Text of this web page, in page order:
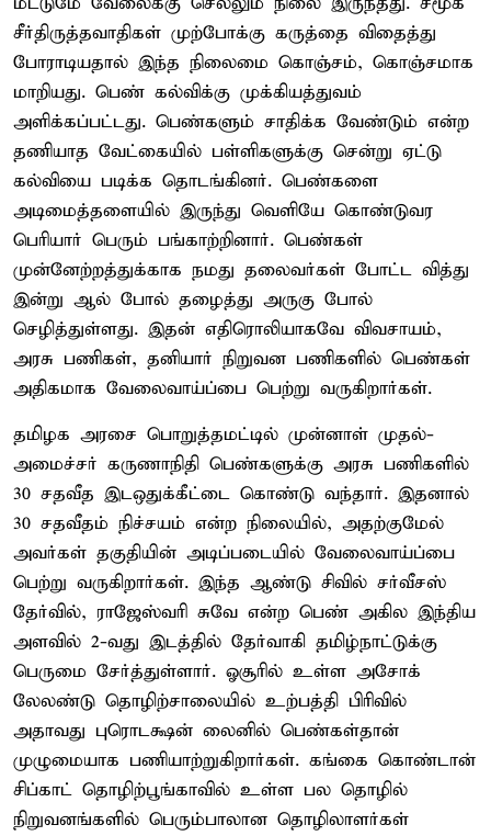
சீர்திருத்தவாதிகள் முற்போக்கு கருத்தை விதைத்து
போராடியதால் இந்த நிலைமை கொஞ்சம், கொஞ்சமாக
மாறியது. பெண் கல்விக்கு முக்கியத்துவம்
அளிக்கப்பட்டது. பெண்களும் சாதிக்க வேண்டும் என்ற
தணியாத வேட்கையில் பள்ளிகளுக்கு சென்று ஏட்டு
கல்வியை படிக்க தொடங்கினர். பெண்களை
அடிமைத்தளையில் இருந்து வெளியே கொண்டுவர
பெரியார் பெரும் பங்காற்றினார். பெண்கள்
முன்னேற்றத்துக்காக நமது தலைவர்கள் போட்ட வித்து
இன்று ஆல் போல் தழைத்து அருகு போல்
செழித்துள்ளது. இதன் எதிரொலியாகவே விவசாயம்,
அரசு பணிகள், தனியார் நிறுவன பணிகளில் பெண்கள்
அதிகமாக வேலைவாய்ப்பை பெற்று வருகிறார்கள்.
தமிழக அரசை பொறுத்தமட்டில் முன்னாள் முதல்-
அமைச்சர் கருணாநிதி பெண்களுக்கு அரசு பணிகளில்
30 சதவீத இடஒதுக்கீட்டை கொண்டு வந்தார். இதனால்
30 சதவீதம் நிச்சயம் என்ற நிலையில், அதற்குமேல்
அவர்கள் தகுதியின் அடிப்படையில் வேலைவாய்ப்பை
பெற்று வருகிறார்கள். இந்த ஆண்டு சிவில் சர்வீசஸ்
தேர்வில், ராஜேஸ்வரி சுவே என்ற பெண் அகில இந்திய
அளவில் 2-வது இடத்தில் தேர்வாகி தமிழ்நாட்டுக்கு
பெருமை சேர்த்துள்ளார். ஓசூரில் உள்ள அசோக்
லேலண்டு தொழிற்சாலையில் உற்பத்தி பிரிவில்
அதாவது புரொடக்ஷன் லைனில் பெண்கள்தான்
முழுமையாக பணியாற்றுகிறார்கள். கங்கை கொண்டான்
சிப்காட் தொழிற்பூங்காவில் உள்ள பல தொழில்
நிறுவனங்களில் பெரும்பாலான தொழிலாளர்கள்